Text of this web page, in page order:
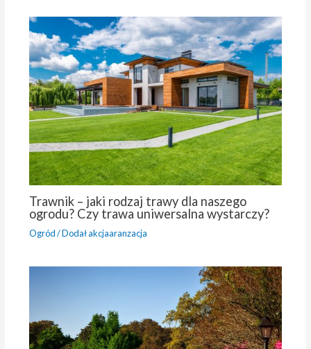
Trawnik – jaki rodzaj trawy dla naszego
ogrodu? Czy trawa uniwersalna wystarczy?
Ogród/ Dodałakcjaaranzacja